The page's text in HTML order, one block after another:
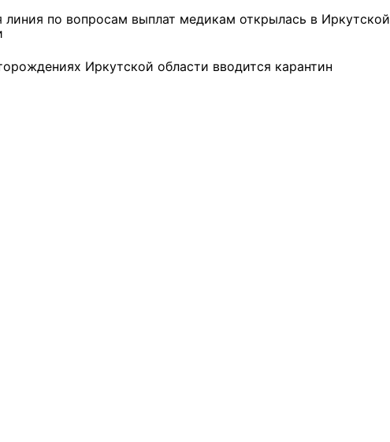
миллионов рублей получит
области
тренером» в Иркутской
линия по вопросам выплат медикам открылась в Иркутской
Иркутской области вводится карантин